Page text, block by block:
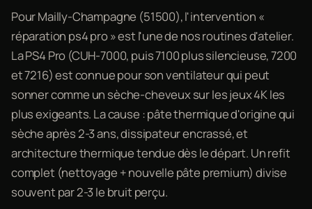
Pour Mailly-Champagne (51500), l'intervention «
réparation ps4 pro » est l'une de nos routines d'atelier.
La PS4 Pro (CUH-7000, puis 7100 plus silencieuse, 7200
et 7216) est connue pour son ventilateur qui peut
sonner comme un sèche-cheveux sur les jeux 4K les
plus exigeants. La cause : pâte thermique d'origine qui
sèche après 2-3 ans, dissipateur encrassé, et
architecture thermique tendue dès le départ. Un refit
complet (nettoyage + nouvelle pâte premium) divise
souvent par 2-3 le bruit perçu.